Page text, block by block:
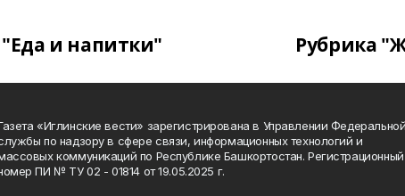
"Еда и напитки" Рубрика
«Иглинские вести» зарегистрирована в Управлении Федеральной
по надзору в сфере связи, информационных технологий и
коммуникаций по Республике Башкортостан. Регистрационный
ПИ № ТУ 02 - 01814 от 19.05.2025 г.